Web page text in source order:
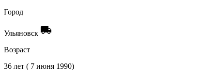
Город
Ульяновск local_shipping
Возраст
36 лет ( 7 июня 1990)